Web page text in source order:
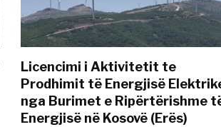
Licencimi i Aktivitetit te
Prodhimit të Energjisë
nga Burimet e Ripërtërishme
Energjisë në Kosovë (Erës)